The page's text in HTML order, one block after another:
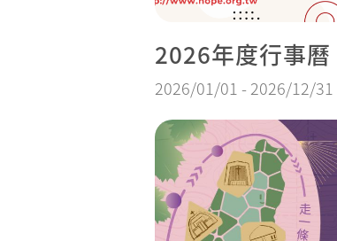
2026年度行事曆
2026/01/01 - 2026/12/31